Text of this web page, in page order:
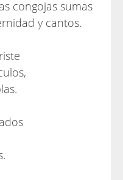
congojas sumas
y cantos.